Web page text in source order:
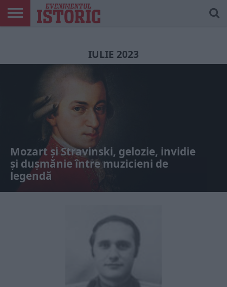
IULIE 2023
Mozart și Stravinski, gelozie, invidie
și dușmănie între muzicieni de
legendă